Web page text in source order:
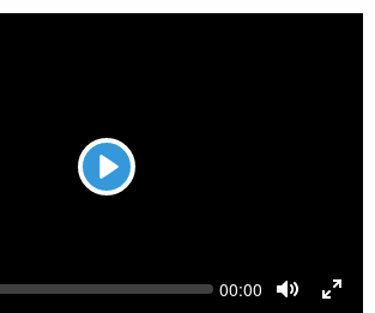
Play
Current
00:00